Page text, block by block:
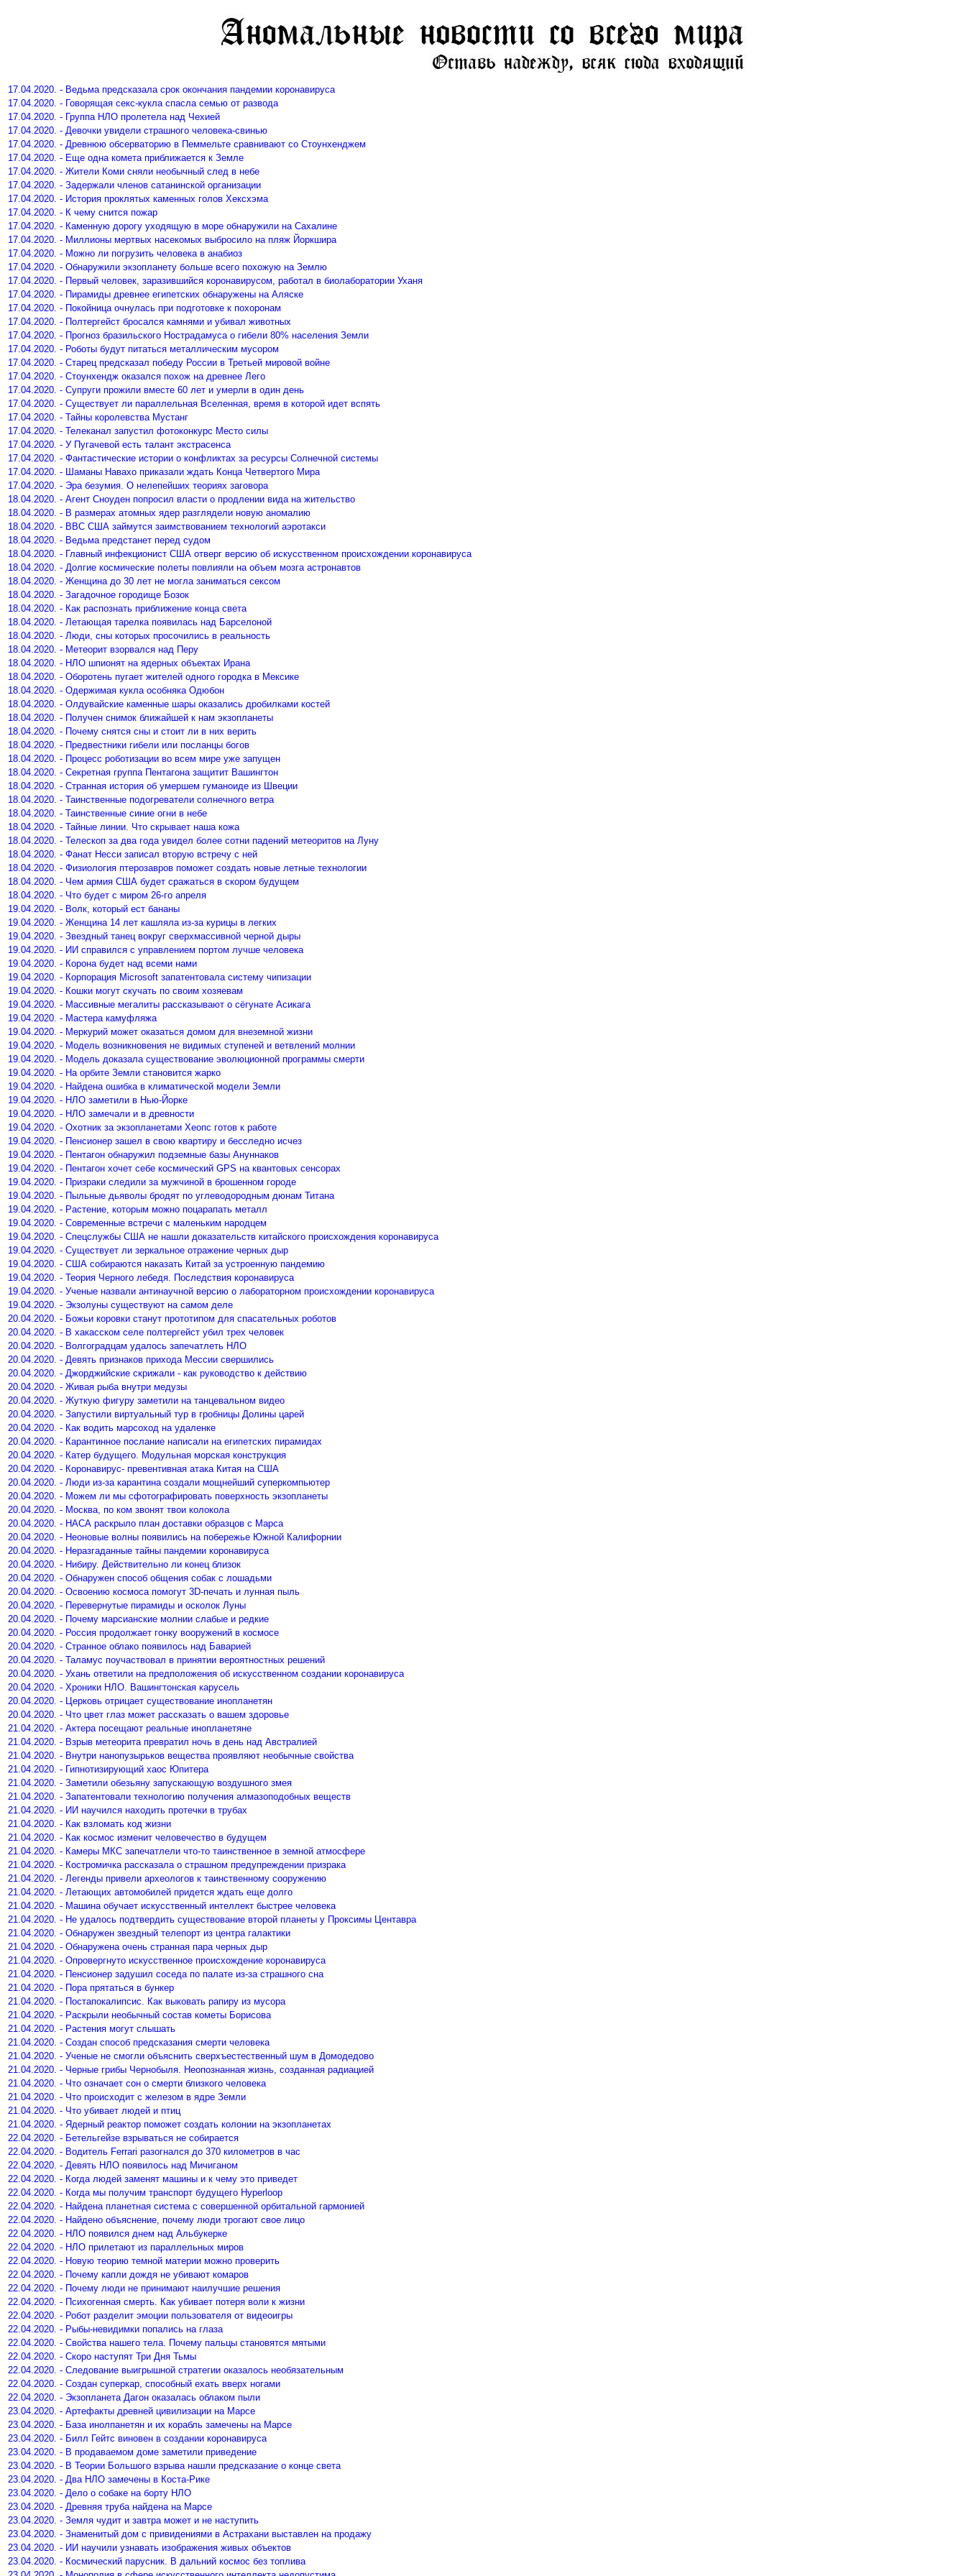
17.04.2020. - Ведьма предсказала срок окончания пандемии коронавируса
17.04.2020. - Говорящая секс-кукла спасла семью от развода
17.04.2020. - Группа НЛО пролетела над Чехией
17.04.2020. - Девочки увидели страшного человека-свинью
17.04.2020. - Древнюю обсерваторию в Пеммельте сравнивают со Стоунхенджем
17.04.2020. - Еще одна комета приближается к Земле
17.04.2020. - Жители Коми сняли необычный след в небе
17.04.2020. - Задержали членов сатанинской организации
17.04.2020. - История проклятых каменных голов Хексхэма
17.04.2020. - К чему снится пожар
17.04.2020. - Каменную дорогу уходящую в море обнаружили на Сахалине
17.04.2020. - Миллионы мертвых насекомых выбросило на пляж Йоркшира
17.04.2020. - Можно ли погрузить человека в анабиоз
17.04.2020. - Обнаружили экзопланету больше всего похожую на Землю
17.04.2020. - Первый человек, заразившийся коронавирусом, работал в биолаборатории Уханя
17.04.2020. - Пирамиды древнее египетских обнаружены на Аляске
17.04.2020. - Покойница очнулась при подготовке к похоронам
17.04.2020. - Полтергейст бросался камнями и убивал животных
17.04.2020. - Прогноз бразильского Нострадамуса о гибели 80% населения Земли
17.04.2020. - Роботы будут питаться металлическим мусором
17.04.2020. - Старец предсказал победу России в Третьей мировой войне
17.04.2020. - Стоунхендж оказался похож на древнее Лего
17.04.2020. - Супруги прожили вместе 60 лет и умерли в один день
17.04.2020. - Существует ли параллельная Вселенная, время в которой идет вспять
17.04.2020. - Тайны королевства Мустанг
17.04.2020. - Телеканал запустил фотоконкурс Место силы
17.04.2020. - У Пугачевой есть талант экстрасенса
17.04.2020. - Фантастические истории о конфликтах за ресурсы Солнечной системы
17.04.2020. - Шаманы Навахо приказали ждать Конца Четвертого Мира
17.04.2020. - Эра безумия. О нелепейших теориях заговора
18.04.2020. - Агент Сноуден попросил власти о продлении вида на жительство
18.04.2020. - В размерах атомных ядер разглядели новую аномалию
18.04.2020. - ВВС США займутся заимствованием технологий аэротакси
18.04.2020. - Ведьма предстанет перед судом
18.04.2020. - Главный инфекционист США отверг версию об искусственном происхождении коронавируса
18.04.2020. - Долгие космические полеты повлияли на объем мозга астронавтов
18.04.2020. - Женщина до 30 лет не могла заниматься сексом
18.04.2020. - Загадочное городище Бозок
18.04.2020. - Как распознать приближение конца света
18.04.2020. - Летающая тарелка появилась над Барселоной
18.04.2020. - Люди, сны которых просочились в реальность
18.04.2020. - Метеорит взорвался над Перу
18.04.2020. - НЛО шпионят на ядерных объектах Ирана
18.04.2020. - Оборотень пугает жителей одного городка в Мексике
18.04.2020. - Одержимая кукла особняка Одюбон
18.04.2020. - Олдувайские каменные шары оказались дробилками костей
18.04.2020. - Получен снимок ближайшей к нам экзопланеты
18.04.2020. - Почему снятся сны и стоит ли в них верить
18.04.2020. - Предвестники гибели или посланцы богов
18.04.2020. - Процесс роботизации во всем мире уже запущен
18.04.2020. - Секретная группа Пентагона защитит Вашингтон
18.04.2020. - Странная история об умершем гуманоиде из Швеции
18.04.2020. - Таинственные подогреватели солнечного ветра
18.04.2020. - Таинственные синие огни в небе
18.04.2020. - Тайные линии. Что скрывает наша кожа
18.04.2020. - Телескоп за два года увидел более сотни падений метеоритов на Луну
18.04.2020. - Фанат Несси записал вторую встречу с ней
18.04.2020. - Физиология птерозавров поможет создать новые летные технологии
18.04.2020. - Чем армия США будет сражаться в скором будущем
18.04.2020. - Что будет с миром 26-го апреля
19.04.2020. - Волк, который ест бананы
19.04.2020. - Женщина 14 лет кашляла из-за курицы в легких
19.04.2020. - Звездный танец вокруг сверхмассивной черной дыры
19.04.2020. - ИИ справился с управлением портом лучше человека
19.04.2020. - Корона будет над всеми нами
19.04.2020. - Корпорация Microsoft запатентовала систему чипизации
19.04.2020. - Кошки могут скучать по своим хозяевам
19.04.2020. - Массивные мегалиты рассказывают о сёгунате Асикага
19.04.2020. - Мастера камуфляжа
19.04.2020. - Меркурий может оказаться домом для внеземной жизни
19.04.2020. - Модель возникновения не видимых ступеней и ветвлений молнии
19.04.2020. - Модель доказала существование эволюционной программы смерти
19.04.2020. - На орбите Земли становится жарко
19.04.2020. - Найдена ошибка в климатической модели Земли
19.04.2020. - НЛО заметили в Нью-Йорке
19.04.2020. - НЛО замечали и в древности
19.04.2020. - Охотник за экзопланетами Хеопс готов к работе
19.04.2020. - Пенсионер зашел в свою квартиру и бесследно исчез
19.04.2020. - Пентагон обнаружил подземные базы Ануннаков
19.04.2020. - Пентагон хочет себе космический GPS на квантовых сенсорах
19.04.2020. - Призраки следили за мужчиной в брошенном городе
19.04.2020. - Пыльные дьяволы бродят по углеводородным дюнам Титана
19.04.2020. - Растение, которым можно поцарапать металл
19.04.2020. - Современные встречи с маленьким народцем
19.04.2020. - Спецслужбы США не нашли доказательств китайского происхождения коронавируса
19.04.2020. - Существует ли зеркальное отражение черных дыр
19.04.2020. - США собираются наказать Китай за устроенную пандемию
19.04.2020. - Теория Черного лебедя. Последствия коронавируса
19.04.2020. - Ученые назвали антинаучной версию о лабораторном происхождении коронавируса
19.04.2020. - Экзолуны существуют на самом деле
20.04.2020. - Божьи коровки станут прототипом для спасательных роботов
20.04.2020. - В хакасском селе полтергейст убил трех человек
20.04.2020. - Волгоградцам удалось запечатлеть НЛО
20.04.2020. - Девять признаков прихода Мессии свершились
20.04.2020. - Джорджийские скрижали - как руководство к действию
20.04.2020. - Живая рыба внутри медузы
20.04.2020. - Жуткую фигуру заметили на танцевальном видео
20.04.2020. - Запустили виртуальный тур в гробницы Долины царей
20.04.2020. - Как водить марсоход на удаленке
20.04.2020. - Карантинное послание написали на египетских пирамидах
20.04.2020. - Катер будущего. Модульная морская конструкция
20.04.2020. - Коронавирус- превентивная атака Китая на США
20.04.2020. - Люди из-за карантина создали мощнейший суперкомпьютер
20.04.2020. - Можем ли мы сфотографировать поверхность экзопланеты
20.04.2020. - Москва, по ком звонят твои колокола
20.04.2020. - НАСА раскрыло план доставки образцов с Марса
20.04.2020. - Неоновые волны появились на побережье Южной Калифорнии
20.04.2020. - Неразгаданные тайны пандемии коронавируса
20.04.2020. - Нибиру. Действительно ли конец близок
20.04.2020. - Обнаружен способ общения собак с лошадьми
20.04.2020. - Освоению космоса помогут 3D-печать и лунная пыль
20.04.2020. - Перевернутые пирамиды и осколок Луны
20.04.2020. - Почему марсианские молнии слабые и редкие
20.04.2020. - Россия продолжает гонку вооружений в космосе
20.04.2020. - Странное облако появилось над Баварией
20.04.2020. - Таламус поучаствовал в принятии вероятностных решений
20.04.2020. - Ухань ответили на предположения об искусственном создании коронавируса
20.04.2020. - Хроники НЛО. Вашингтонская карусель
20.04.2020. - Церковь отрицает существование инопланетян
20.04.2020. - Что цвет глаз может рассказать о вашем здоровье
21.04.2020. - Актера посещают реальные инопланетяне
21.04.2020. - Взрыв метеорита превратил ночь в день над Австралией
21.04.2020. - Внутри нанопузырьков вещества проявляют необычные свойства
21.04.2020. - Гипнотизирующий хаос Юпитера
21.04.2020. - Заметили обезьяну запускающую воздушного змея
21.04.2020. - Запатентовали технологию получения алмазоподобных веществ
21.04.2020. - ИИ научился находить протечки в трубах
21.04.2020. - Как взломать код жизни
21.04.2020. - Как космос изменит человечество в будущем
21.04.2020. - Камеры МКС запечатлели что-то таинственное в земной атмосфере
21.04.2020. - Костромичка рассказала о страшном предупреждении призрака
21.04.2020. - Легенды привели археологов к таинственному сооружению
21.04.2020. - Летающих автомобилей придется ждать еще долго
21.04.2020. - Машина обучает искусственный интеллект быстрее человека
21.04.2020. - Не удалось подтвердить существование второй планеты у Проксимы Центавра
21.04.2020. - Обнаружен звездный телепорт из центра галактики
21.04.2020. - Обнаружена очень странная пара черных дыр
21.04.2020. - Опровергнуто искусственное происхождение коронавируса
21.04.2020. - Пенсионер задушил соседа по палате из-за страшного сна
21.04.2020. - Пора прятаться в бункер
21.04.2020. - Постапокалипсис. Как выковать рапиру из мусора
21.04.2020. - Раскрыли необычный состав кометы Борисова
21.04.2020. - Растения могут слышать
21.04.2020. - Создан способ предсказания смерти человека
21.04.2020. - Ученые не смогли объяснить сверхъестественный шум в Домодедово
21.04.2020. - Черные грибы Чернобыля. Неопознанная жизнь, созданная радиацией
21.04.2020. - Что означает сон о смерти близкого человека
21.04.2020. - Что происходит с железом в ядре Земли
21.04.2020. - Что убивает людей и птиц
21.04.2020. - Ядерный реактор поможет создать колонии на экзопланетах
22.04.2020. - Бетельгейзе взрываться не собирается
22.04.2020. - Водитель Ferrari разогнался до 370 километров в час
22.04.2020. - Девять НЛО появилось над Мичиганом
22.04.2020. - Когда людей заменят машины и к чему это приведет
22.04.2020. - Когда мы получим транспорт будущего Hyperloop
22.04.2020. - Найдена планетная система с совершенной орбитальной гармонией
22.04.2020. - Найдено объяснение, почему люди трогают свое лицо
22.04.2020. - НЛО появился днем над Альбукерке
22.04.2020. - НЛО прилетают из параллельных миров
22.04.2020. - Новую теорию темной материи можно проверить
22.04.2020. - Почему капли дождя не убивают комаров
22.04.2020. - Почему люди не принимают наилучшие решения
22.04.2020. - Психогенная смерть. Как убивает потеря воли к жизни
22.04.2020. - Робот разделит эмоции пользователя от видеоигры
22.04.2020. - Рыбы-невидимки попались на глаза
22.04.2020. - Свойства нашего тела. Почему пальцы становятся мятыми
22.04.2020. - Скоро наступят Три Дня Тьмы
22.04.2020. - Следование выигрышной стратегии оказалось необязательным
22.04.2020. - Создан суперкар, способный ехать вверх ногами
22.04.2020. - Экзопланета Дагон оказалась облаком пыли
23.04.2020. - Артефакты древней цивилизации на Марсе
23.04.2020. - База инолпанетян и их корабль замечены на Марсе
23.04.2020. - Билл Гейтс виновен в создании коронавируса
23.04.2020. - В продаваемом доме заметили приведение
23.04.2020. - В Теории Большого взрыва нашли предсказание о конце света
23.04.2020. - Два НЛО замечены в Коста-Рике
23.04.2020. - Дело о собаке на борту НЛО
23.04.2020. - Древняя труба найдена на Марсе
23.04.2020. - Земля чудит и завтра может и не наступить
23.04.2020. - Знаменитый дом с привидениями в Астрахани выставлен на продажу
23.04.2020. - ИИ научили узнавать изображения живых объектов
23.04.2020. - Космический парусник. В дальний космос без топлива